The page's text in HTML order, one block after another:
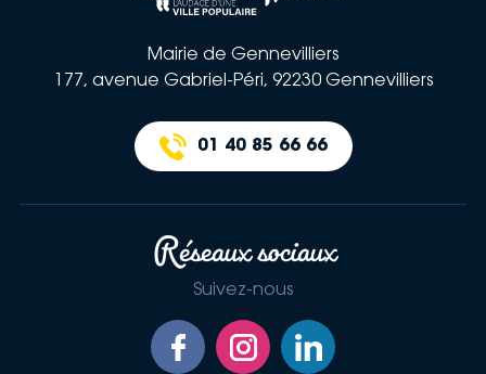
Mairie de Gennevilliers
177, avenue Gabriel-Péri, 92230 Gennevilliers
01 40 85 66 66
Réseaux sociaux
Suivez-nous
Retrouvez-nous sur Facebook
Retrouvez-nous sur Instagram
Retrouvez-nous sur